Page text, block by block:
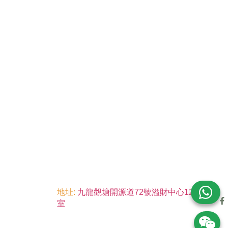
地址: 九龍觀塘開源道72號溢財中心12樓6
室